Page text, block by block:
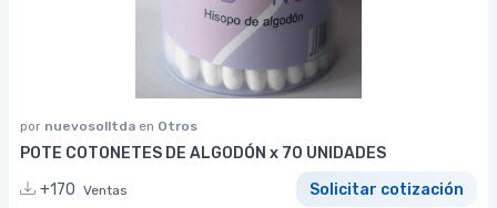
por nuevosolltda en Otros
POTE COTONETES DE ALGODÓN x 70 UNIDADES
+170 Ventas Solicitar cotización